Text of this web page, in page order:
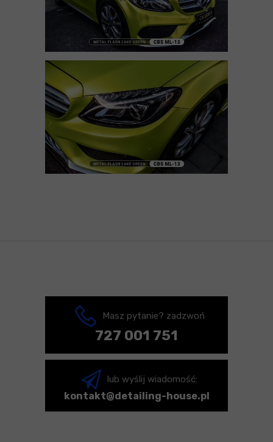
Masz pytanie? zadzwoń
727 001 751
lub wyślij wiadomość:
kontakt@detailing-house.pl